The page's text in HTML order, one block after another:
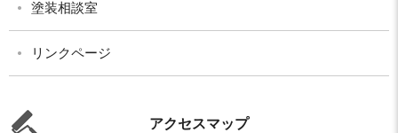
塗装相談室
リンクページ
アクセスマップ